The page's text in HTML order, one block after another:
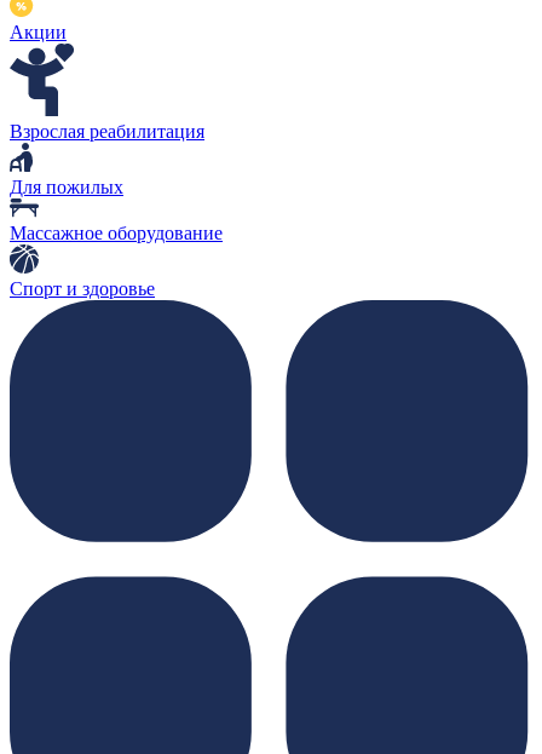
Акции
Взрослая реабилитация
Для пожилых
Массажное оборудование
Спорт и здоровье